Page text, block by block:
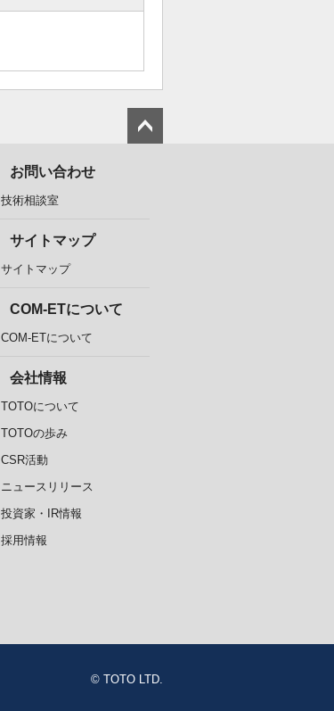
お問い合わせ
技術相談室
サイトマップ
サイトマップ
COM-ETについて
COM-ETについて
会社情報
TOTOについて
TOTOの歩み
CSR活動
ニュースリリース
投資家・IR情報
採用情報
© TOTO LTD.